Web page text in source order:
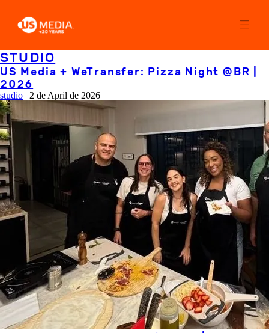
STUDIO
US Media + WeTransfer: Pizza Night @BR |
2026
studio | 2 de April de 2026